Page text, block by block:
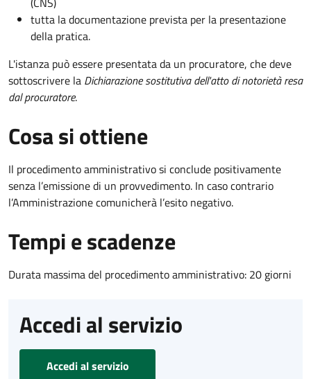
tutta la documentazione prevista per la presentazione
della pratica.
L'istanza può essere presentata da un procuratore, che deve
sottoscrivere la Dichiarazione sostitutiva dell'atto di notorietà resa
dal procuratore.
Cosa si ottiene
Il procedimento amministrativo si conclude positivamente
senza l’emissione di un provvedimento. In caso contrario
l’Amministrazione comunicherà l’esito negativo.
Tempi e scadenze
Durata massima del procedimento amministrativo: 20 giorni
Accedi al servizio
Accedi al servizio